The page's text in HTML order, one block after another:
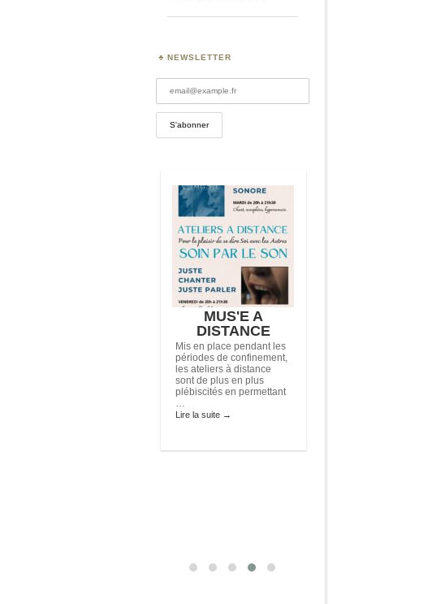
NEWSLETTER
MUS'E A
DISTANCE
Mis en place pendant les
périodes de confinement,
les ateliers à distance
sont de plus en plus
plébiscités en permettant
Lire la suite→